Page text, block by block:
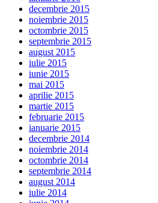
decembrie 2015
noiembrie 2015
octombrie 2015
septembrie 2015
august 2015
iulie 2015
iunie 2015
mai 2015
aprilie 2015
martie 2015
februarie 2015
ianuarie 2015
decembrie 2014
noiembrie 2014
octombrie 2014
septembrie 2014
august 2014
iulie 2014